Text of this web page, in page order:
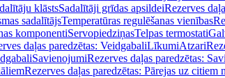
klāstsSadalītāji grīdas apsildeiRezerves
sadalītājsTemperatūras regulēšanas vienības
komponentiServopiedziņasTelpas termostati
daļas paredzētas: VeidgabaliLīkumiAtzari
SavienojumiRezerves daļas paredzētas:
Rezerves daļas paredzētas: Pārejas uz citiem